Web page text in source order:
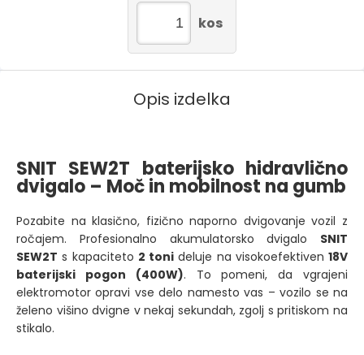
kos
Opis izdelka
SNIT SEW2T baterijsko hidravlično
dvigalo – Moč in mobilnost na gumb
Pozabite na klasično, fizično naporno dvigovanje vozil z
ročajem. Profesionalno akumulatorsko dvigalo SNIT
SEW2T s kapaciteto 2 toni deluje na visokoefektiven 18V
baterijski pogon (400W). To pomeni, da vgrajeni
elektromotor opravi vse delo namesto vas – vozilo se na
želeno višino dvigne v nekaj sekundah, zgolj s pritiskom na
stikalo.